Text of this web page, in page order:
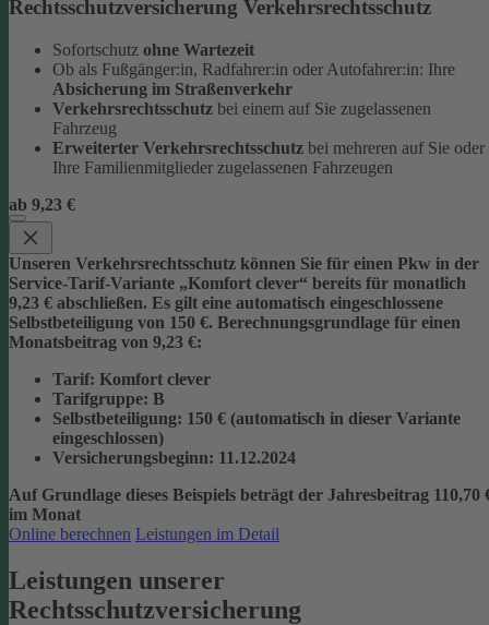
Rechtsschutzversicherung Verkehrsrechtsschutz
Sofortschutz ohne Wartezeit
Ob als Fußgänger:in, Radfahrer:in oder Autofahrer:in: Ihre
Absicherung im Straßenverkehr
Verkehrsrechtsschutz bei einem auf Sie zugelassenen
Fahrzeug
Erweiterter Verkehrsrechtsschutz bei mehreren auf Sie oder
Ihre Familienmitglieder zugelassenen Fahrzeugen
ab 9,23 €
Unseren Verkehrsrechtsschutz können Sie für einen Pkw in der
Service-Tarif-Variante „Komfort clever“ bereits für monatlich
9,23 € abschließen. Es gilt eine automatisch eingeschlossene
Selbstbeteiligung von 150 €. Berechnungsgrundlage für einen
Monatsbeitrag von 9,23 €:
Tarif: Komfort clever
Tarifgruppe: B
Selbstbeteiligung: 150 € (automatisch in dieser Variante
eingeschlossen)
Versicherungsbeginn: 11.12.2024
Auf Grundlage dieses Beispiels beträgt der Jahresbeitrag 110,70
im Monat
Online berechnen Leistungen im Detail
Leistungen unserer
Rechtsschutzversicherung